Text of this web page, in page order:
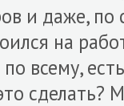
и даже, по
на
по всему,
сделать?